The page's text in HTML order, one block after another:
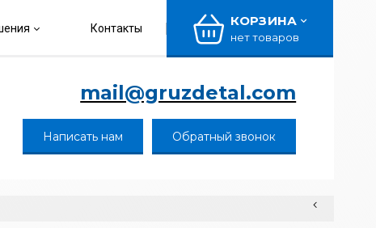
Контакты КОРЗИНА
нет товаров
mail@gruzdetal.com
Написать нам Обратный звонок